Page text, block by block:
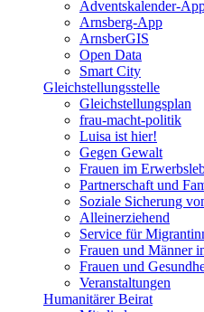
Adventskalender-
Arnsberg-App
ArnsberGIS
Open Data
Smart City
Gleichstellungsstelle
Gleichstellungsplan
frau-macht-politik
Luisa ist hier!
Gegen Gewalt
Frauen im
Partnerschaft und
Soziale Sicherung
Alleinerziehend
Service für
Frauen und Männer
Frauen und
Veranstaltungen
Humanitärer Beirat